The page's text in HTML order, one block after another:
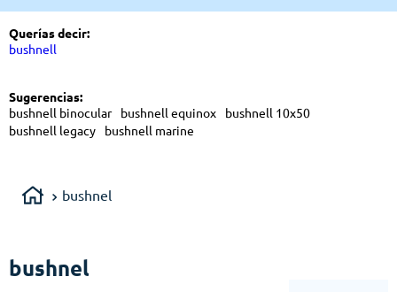
Querías decir:
bushnell
Sugerencias:
bushnell binocular
bushnell equinox
bushnell 10x50
bushnell legacy
bushnell marine
bushnel
bushnel